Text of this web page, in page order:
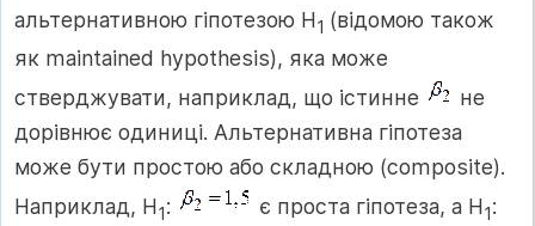
альтернативною гіпотезою Н1 (відомою також
як maintained hypothesis), яка може
стверджувати, наприклад, що істинне
не
дорівнює одиниці. Альтернативна гіпотеза
може бути простою або складною (composite).
Наприклад, Н1: є проста гіпотеза, а Н1: